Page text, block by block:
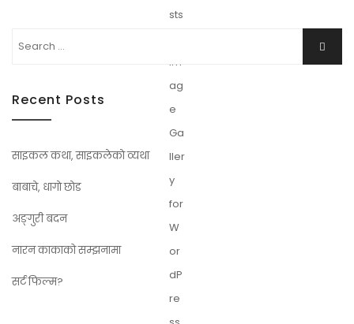
Search
Recent Posts
साइकल कथा, साइकलेकाे व्यथा
बाबाचे, धागाे छाेड
अङ्गुरी बदन
नारन काकाको सम्झनामा
सर्ट फिल्म?